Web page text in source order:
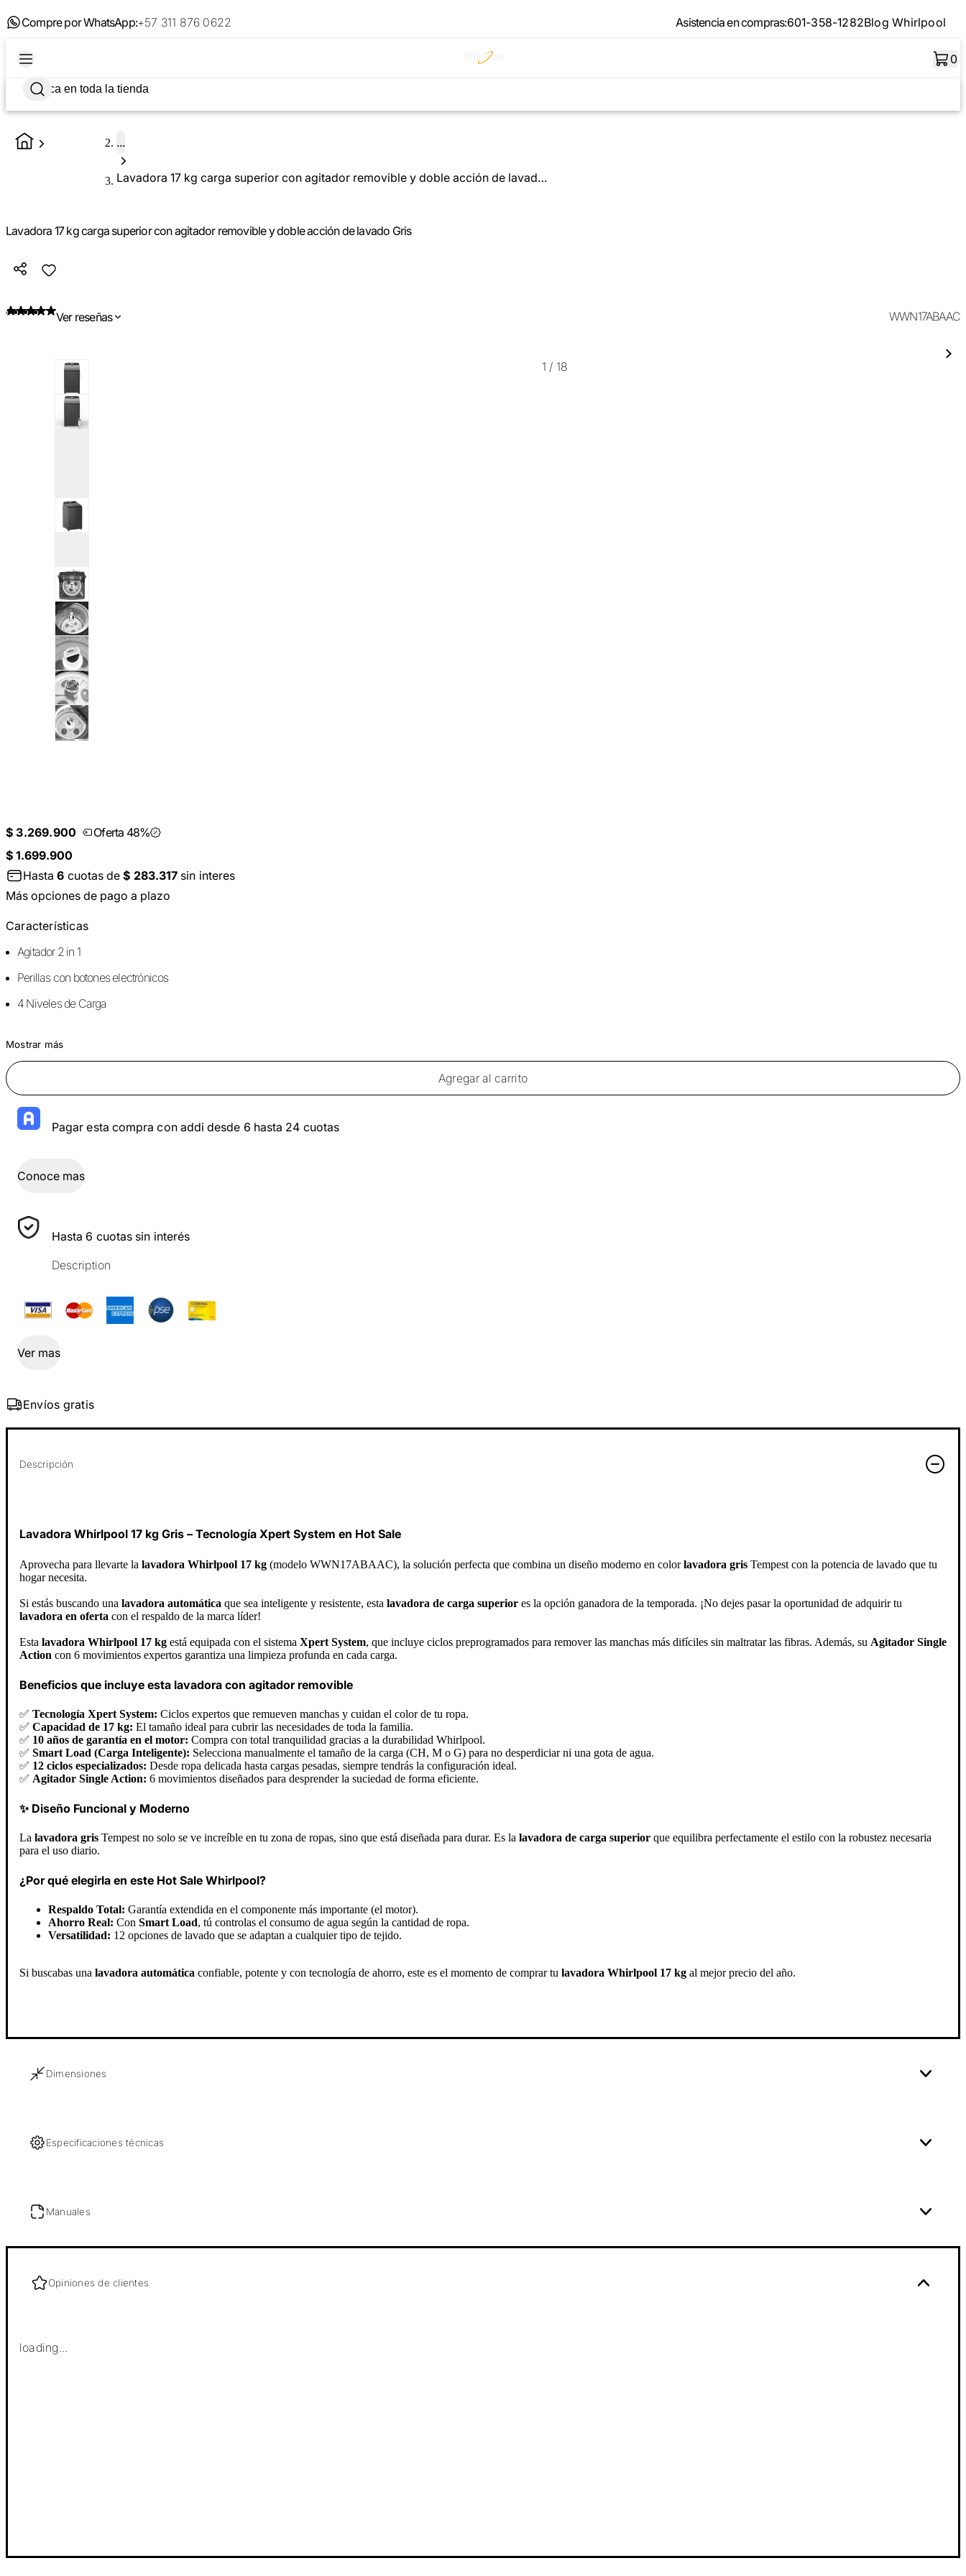
Compre por WhatsApp:+57 311 876 0622 Asistencia en compras:601-358-1282Blog Whirlpool
0
...
Lavadora 17 kg carga superior con agitador removible y doble acción de lavado Gris
Lavadora 17 kg carga superior con agitador removible y doble acción de lavado Gris
Ver reseñas WWN17ABAAC
1 / 18
$ 3.269.900
Oferta 48%
$ 1.699.900
Hasta6 cuotas de$ 283.317 sin interes
Más opciones de pago a plazo
Características
Agitador 2 in 1
Perillas con botones electrónicos
4 Niveles de Carga
Mostrar más
Agregar al carrito
Pagar esta compra con addi desde 6 hasta 24 cuotas
Conoce mas
Hasta 6 cuotas sin interés
Description
Ver mas
Envíos gratis
Descripción
Lavadora Whirlpool 17 kg Gris – Tecnología Xpert System en Hot Sale
Aprovecha para llevarte la lavadora Whirlpool 17 kg (modelo WWN17ABAAC), la solución perfecta que combina un diseño moderno en colorlavadora gris Tempest con la potencia de lavado que tu
hogar necesita.
Si estás buscando una lavadora automática que sea inteligente y resistente, esta lavadora de carga superior es la opción ganadora de la temporada. ¡No dejes pasar la oportunidad de adquirir tu
lavadora en oferta con el respaldo de la marca líder!
Esta lavadora Whirlpool 17 kg está equipada con el sistema Xpert System, que incluye ciclos preprogramados para remover las manchas más difíciles sin maltratar las fibras. Además, su Agitador Single
Action con 6 movimientos expertos garantiza una limpieza profunda en cada carga.
Beneficios que incluye esta lavadora con agitador removible
✅ Tecnología Xpert System: Ciclos expertos que remueven manchas y cuidan el color de tu ropa.
✅ Capacidad de 17 kg: El tamaño ideal para cubrir las necesidades de toda la familia.
✅ 10 años de garantía en el motor: Compra con total tranquilidad gracias a la durabilidad Whirlpool.
✅ Smart Load (Carga Inteligente): Selecciona manualmente el tamaño de la carga (CH, M o G) para no desperdiciar ni una gota de agua.
✅ 12 ciclos especializados: Desde ropa delicada hasta cargas pesadas, siempre tendrás la configuración ideal.
✅ Agitador Single Action: 6 movimientos diseñados para desprender la suciedad de forma eficiente.
✨ Diseño Funcional y Moderno
La lavadora gris Tempest no solo se ve increíble en tu zona de ropas, sino que está diseñada para durar. Es la lavadora de carga superior que equilibra perfectamente el estilo con la robustez necesaria
para el uso diario.
¿Por qué elegirla en este Hot Sale Whirlpool?
Respaldo Total: Garantía extendida en el componente más importante (el motor).
Ahorro Real: Con Smart Load, tú controlas el consumo de agua según la cantidad de ropa.
Versatilidad: 12 opciones de lavado que se adaptan a cualquier tipo de tejido.
Si buscabas una lavadora automática confiable, potente y con tecnología de ahorro, este es el momento de comprar tu lavadora Whirlpool 17 kg al mejor precio del año.
Dimensiones
Especificaciones técnicas
Manuales
Opiniones de clientes
loading...